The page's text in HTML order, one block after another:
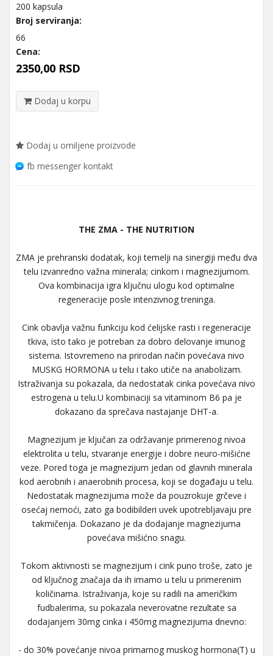
200 kapsula
Broj serviranja:
66
Cena:
2350,00 RSD
Dodaj u korpu
Dodaj u omiljene proizvode
fb messenger kontakt
THE ZMA - THE NUTRITION
ZMA je prehranski dodatak, koji temelji na sinergiji među dva
telu izvanredno važna minerala; cinkom i magnezijumom.
Ova kombinacija igra ključnu ulogu kod optimalne
regeneracije posle intenzivnog treninga.
Cink obavlja važnu funkciju kod ćelijske rasti i regeneracije
tkiva, isto tako je potreban za dobro delovanje imunog
sistema. Istovremeno na prirodan način povećava nivo
MUSKG HORMONA u telu i tako utiče na anabolizam.
Istraživanja su pokazala, da nedostatak cinka povećava nivo
estrogena u telu.U kombinaciji sa vitaminom B6 pa je
dokazano da sprečava nastajanje DHT-a.
Magnezijum je ključan za održavanje primerenog nivoa
elektrolita u telu, stvaranje energije i dobre neuro-mišićne
veze. Pored toga je magnezijum jedan od glavnih minerala
kod aerobnih i anaerobnih procesa, koji se događaju u telu.
Nedostatak magnezijuma može da pouzrokuje grčeve i
osećaj nemoći, zato ga bodibilderi uvek upotrebljavaju pre
takmičenja. Dokazano je da dodajanje magnezijuma
povećava mišićno snagu.
Tokom aktivnosti se magnezijum i cink puno troše, zato je
od ključnog značaja da ih imamo u telu u primerenim
količinama. Istraživanja, koje su radili na američkim
fudbalerima, su pokazala neverovatne rezultate sa
dodajanjem 30mg cinka i 450mg magnezijuma dnevno:
- do 30% povećanje nivoa primarnog muskog hormona(T) u